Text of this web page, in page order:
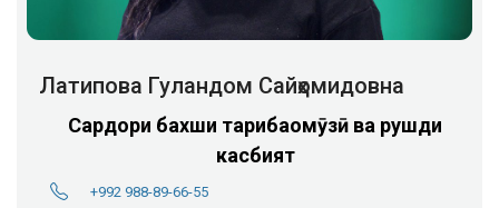
Латипова Гуландом Сайҳомидовна
Сардори бахши таҷрибаомӯзӣ ва рушди
касбият
+992 988-89-66-55